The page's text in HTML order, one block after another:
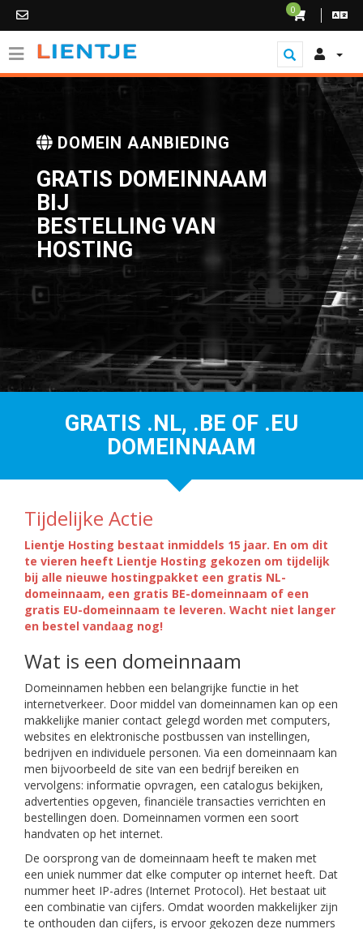
0
DOMEIN AANBIEDING
GRATIS DOMEINNAAM
BIJ
BESTELLING VAN
HOSTING
GRATIS .NL, .BE OF .EU
DOMEINNAAM
Tijdelijke Actie
Lientje Hosting bestaat inmiddels 15 jaar. En om dit
te vieren heeft Lientje Hosting gekozen om tijdelijk
bij alle nieuwe hostingpakket een gratis NL-
domeinnaam, een gratis BE-domeinnaam of een
gratis EU-domeinnaam te leveren. Wacht niet langer
en bestel vandaag nog!
Wat is een domeinnaam
Domeinnamen hebben een belangrijke functie in het
internetverkeer. Door middel van domeinnamen kan op een
makkelijke manier contact gelegd worden met computers,
websites en elektronische postbussen van instellingen,
bedrijven en individuele personen. Via een domeinnaam kan
men bijvoorbeeld de site van een bedrijf bereiken en
vervolgens: informatie opvragen, een catalogus bekijken,
advertenties opgeven, financiële transacties verrichten en
bestellingen doen. Domeinnamen vormen een soort
handvaten op het internet.
De oorsprong van de domeinnaam heeft te maken met
een uniek nummer dat elke computer op internet heeft. Dat
nummer heet IP-adres (Internet Protocol). Het bestaat uit
een combinatie van cijfers. Omdat woorden makkelijker zijn
te onthouden dan cijfers, is ervoor gekozen deze nummers